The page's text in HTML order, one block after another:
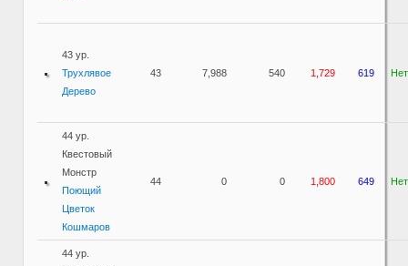
43 ур.
Трухлявое
Дерево
43 7,988 540 1,729 619 Нет
44 ур.
Квестовый
Монстр
Поющий
Цветок
Кошмаров
44 0 0 1,800 649 Нет
44 ур.